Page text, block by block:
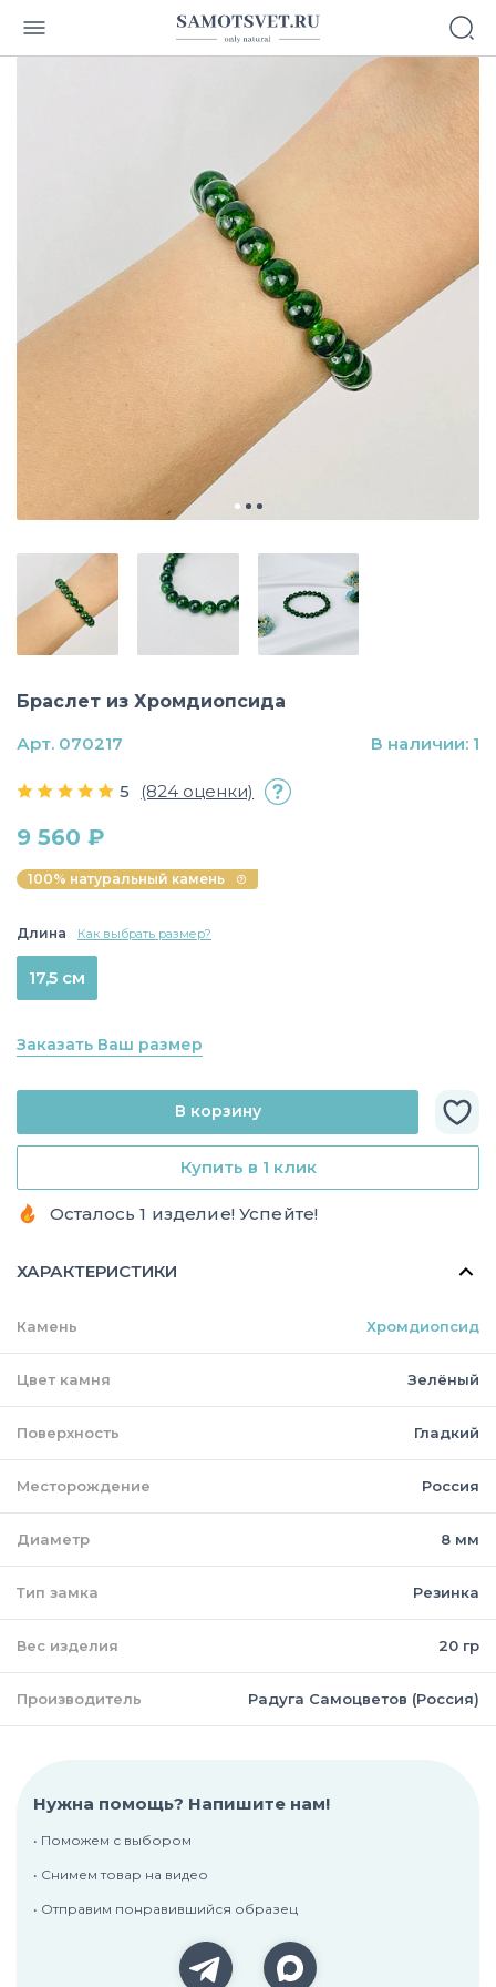
Браслет из Хромдиопсида
5 (824 оценки)
9 560 ₽
100% натуральный камень
Длина Как выбрать размер?
17,5 см
Заказать Ваш размер
Купить в 1 клик
В корзину
Осталось 1 изделие! Успейте!
Арт. 070217 В наличии: 1
ХАРАКТЕРИСТИКИ
Камень Хромдиопсид
Цвет камня Зелёный
Поверхность Гладкий
Месторождение Россия
Диаметр 8 мм
Тип замка Резинка
Вес изделия 20 гр
Производитель Радуга Самоцветов (Россия)
Нужна помощь? Напишите нам!
• Поможем с выбором
• Снимем товар на видео
• Отправим понравившийся образец